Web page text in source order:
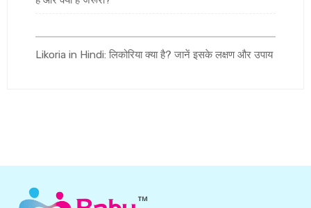
Likoria in Hindi: लिकोरिया क्या है? जानें इसके लक्षण और उपाय